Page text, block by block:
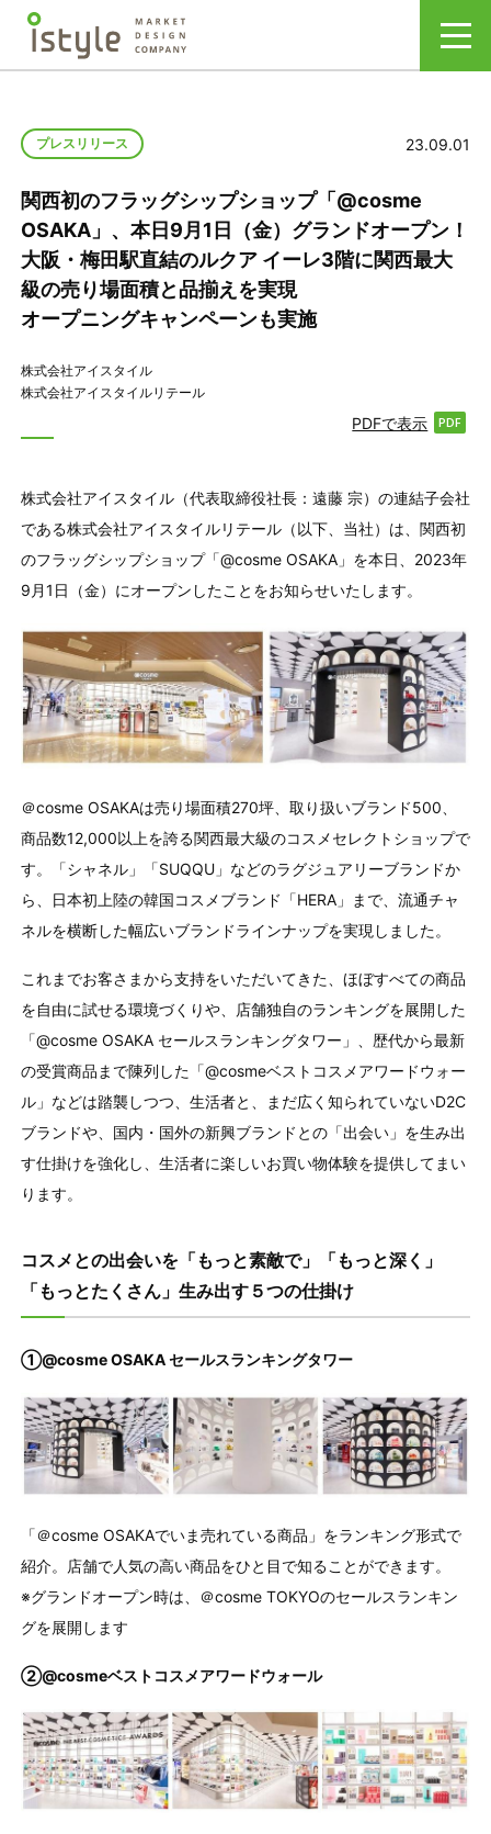
プレスリリース 23.09.01
関西初のフラッグシップショップ「@cosme
OSAKA」、本日9月1日（金）グランドオープン！
大阪・梅田駅直結のルクア イーレ3階に関西最大
級の売り場面積と品揃えを実現
オープニングキャンペーンも実施
株式会社アイスタイル
株式会社アイスタイルリテール
PDFで表示
株式会社アイスタイル（代表取締役社長：遠藤 宗）の連結子会社
である株式会社アイスタイルリテール（以下、当社）は、関西初
のフラッグシップショップ「@cosme OSAKA」を本日、2023年
9月1日（金）にオープンしたことをお知らせいたします。
＠cosme OSAKAは売り場面積270坪、取り扱いブランド500、
商品数12,000以上を誇る関西最大級のコスメセレクトショップで
す。「シャネル」「SUQQU」などのラグジュアリーブランドか
ら、日本初上陸の韓国コスメブランド「HERA」まで、流通チャ
ネルを横断した幅広いブランドラインナップを実現しました。
これまでお客さまから支持をいただいてきた、ほぼすべての商品
を自由に試せる環境づくりや、店舗独自のランキングを展開した
「@cosme OSAKA セールスランキングタワー」、歴代から最新
の受賞商品まで陳列した「@cosmeベストコスメアワードウォー
ル」などは踏襲しつつ、生活者と、まだ広く知られていないD2C
ブランドや、国内・国外の新興ブランドとの「出会い」を生み出
す仕掛けを強化し、生活者に楽しいお買い物体験を提供してまい
ります。
コスメとの出会いを「もっと素敵で」「もっと深く」
「もっとたくさん」生み出す５つの仕掛け
①@cosme OSAKA セールスランキングタワー
「＠cosme OSAKAでいま売れている商品」をランキング形式で
紹介。店舗で人気の高い商品をひと目で知ることができます。
※グランドオープン時は、＠cosme TOKYOのセールスランキン
グを展開します
②@cosmeベストコスメアワードウォール